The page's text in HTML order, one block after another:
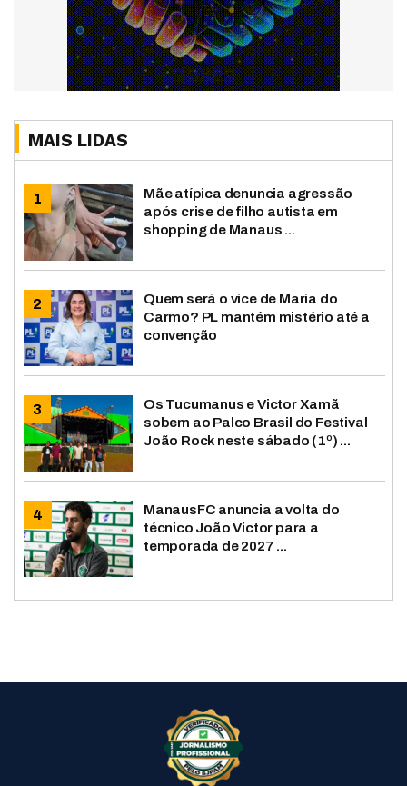
MAIS LIDAS
Mãe atípica denuncia agressão
após crise de filho autista em
shopping de Manaus ...
Quem será o vice de Maria do
Carmo? PL mantém mistério até a
convenção
Os Tucumanus e Victor Xamã
sobem ao Palco Brasil do Festival
João Rock neste sábado (1º) ...
ManausFC anuncia a volta do
técnico João Victor para a
temporada de 2027 ...